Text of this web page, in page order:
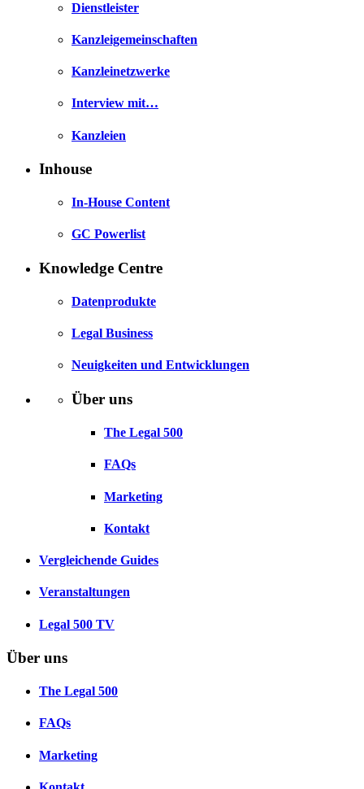
Dienstleister
Kanzleigemeinschaften
Kanzleinetzwerke
Interview mit…
Kanzleien
Inhouse
In-House Content
GC Powerlist
Knowledge Centre
Datenprodukte
Legal Business
Neuigkeiten und Entwicklungen
Über uns
The Legal 500
FAQs
Marketing
Kontakt
Vergleichende Guides
Veranstaltungen
Legal 500 TV
Über uns
The Legal 500
FAQs
Marketing